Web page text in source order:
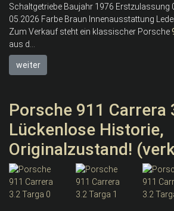
Schaltgetriebe Baujahr 1976 Erstzulassung
05.2026 Farbe Braun Innenausstattung
Zum Verkauf steht ein klassischer Porsche
aus d...
weiter
Porsche 911 Carrera
Lückenlose Historie,
Originalzustand!